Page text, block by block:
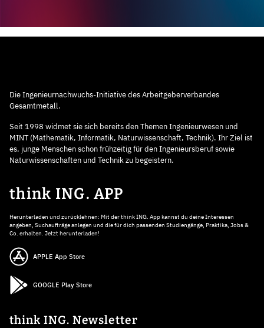
Die Ingenieurnachwuchs-Initiative des Arbeitgeberverbandes
Gesamtmetall.
Seit 1998 widmet sie sich bereits den Themen Ingenieurwesen und
MINT (Mathematik, Informatik, Naturwissenschaft, Technik). Ihr Ziel ist
es, junge Menschen schon frühzeitig für den Ingenieursberuf sowie
Naturwissenschaften und Technik zu begeistern.
think ING. APP
Herunterladen und zurücklehnen: Mit der think ING. App kannst du deine Interessen
angeben, Suchaufträge anlegen und die für dich passenden Studiengänge, Praktika, Jobs &
Co. erhalten. Jetzt herunterladen!
APPLE App Store
GOOGLE Play Store
think ING. Newsletter